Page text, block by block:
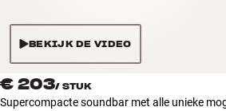
Winkels
Klantenservice
Bouw met geluid
BEKIJK DE VIDEO
€ 203/ STUK
Supercompacte soundbar met alle unieke